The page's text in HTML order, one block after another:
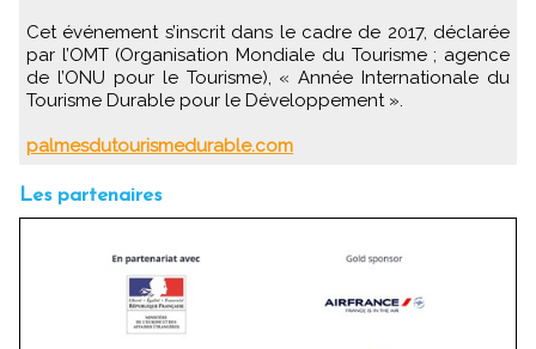
Cet événement s’inscrit dans le cadre de 2017, déclarée
par l’OMT (Organisation Mondiale du Tourisme ; agence
de l’ONU pour le Tourisme), « Année Internationale du
Tourisme Durable pour le Développement ».
palmesdutourismedurable.com
Les partenaires